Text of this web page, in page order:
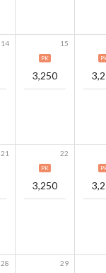
14 15
PK
3,250
21 22
PK
3,250
28 29